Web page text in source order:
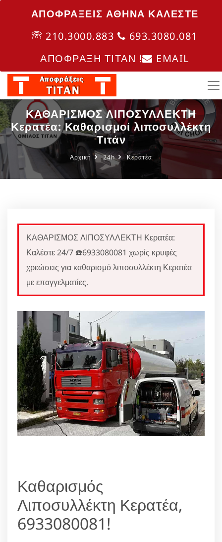
ΑΠΟΦΡΑΞΕΙΣ ΑΘΗΝΑ ΚΑΛΈΣΤΕ
210.3000.883
693.3080.081
ΑΠΟΦΡΑΞΗ ΤΙΤΑΝ !
EMAIL
ΚΑΘΑΡΙΣΜΟΣ ΛΙΠΟΣΥΛΛΕΚΤΗ
Κερατέα: Καθαρισμοί λιποσυλλέκτη
Τιτάν
Αρχική 24h Κερατέα
ΚΑΘΑΡΙΣΜΟΣ ΛΙΠΟΣΥΛΛΕΚΤΗ Κερατέα:
Καλέστε 24/7 ☎️6933080081 χωρίς κρυφές
χρεώσεις για καθαρισμό λιποσυλλέκτη Κερατέα
με επαγγελματίες.
Καθαρισμός
Λιποσυλλέκτη Κερατέα,
6933080081!